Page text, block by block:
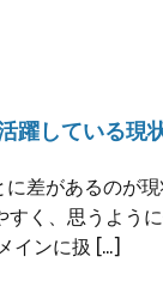
躍している現
差があるのが
く、思うよう
インに扱 […]